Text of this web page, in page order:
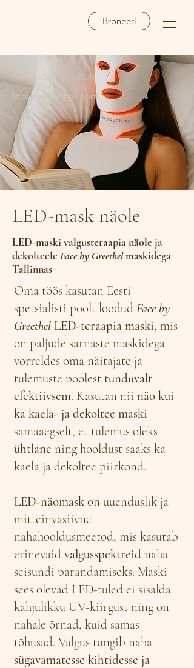
Broneeri
Foto pärineb lehelt
facebygreethel.com
LED-mask näole
LED-maski valgusteraapia näole ja
dekolteele Face by Greethelmaskidega
Tallinnas
Oma töös kasutan Eesti
spetsialisti poolt loodud Face by
Greethel LED-teraapia maski, mis
on paljude sarnaste maskidega
võrreldes oma näitajate ja
tulemuste poolest tunduvalt
efektiivsem. Kasutan nii näo kui
ka kaela- ja dekoltee maski
samaaegselt, et tulemus oleks
ühtlane ning hooldust saaks ka
kaela ja dekoltee piirkond.
LED-näomask on uuenduslik ja
mitteinvasiivne
nahahooldusmeetod, mis kasutab
erinevaid valgusspektreid naha
seisundi parandamiseks. Maski
sees olevad LED-tuled ei sisalda
kahjulikku UV-kiirgust ning on
nahale õrnad, kuid samas
tõhusad. Valgus tungib naha
sügavamatesse kihtidesse ja